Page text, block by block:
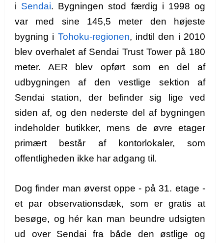
i Sendai. Bygningen stod færdig i 1998 og
var med sine 145,5 meter den højeste
bygning i Tohoku-regionen, indtil den i 2010
blev overhalet af Sendai Trust Tower på 180
meter. AER blev opført som en del af
udbygningen af den vestlige sektion af
Sendai station, der befinder sig lige ved
siden af, og den nederste del af bygningen
indeholder butikker, mens de øvre etager
primært består af kontorlokaler, som
offentligheden ikke har adgang til.
Dog finder man øverst oppe - på 31. etage -
et par observationsdæk, som er gratis at
besøge, og hér kan man beundre udsigten
ud over Sendai fra både den østlige og